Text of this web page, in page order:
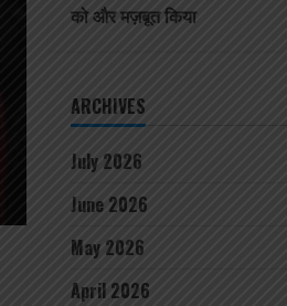
को और मज़बूत किया
ARCHIVES
July 2026
June 2026
May 2026
April 2026